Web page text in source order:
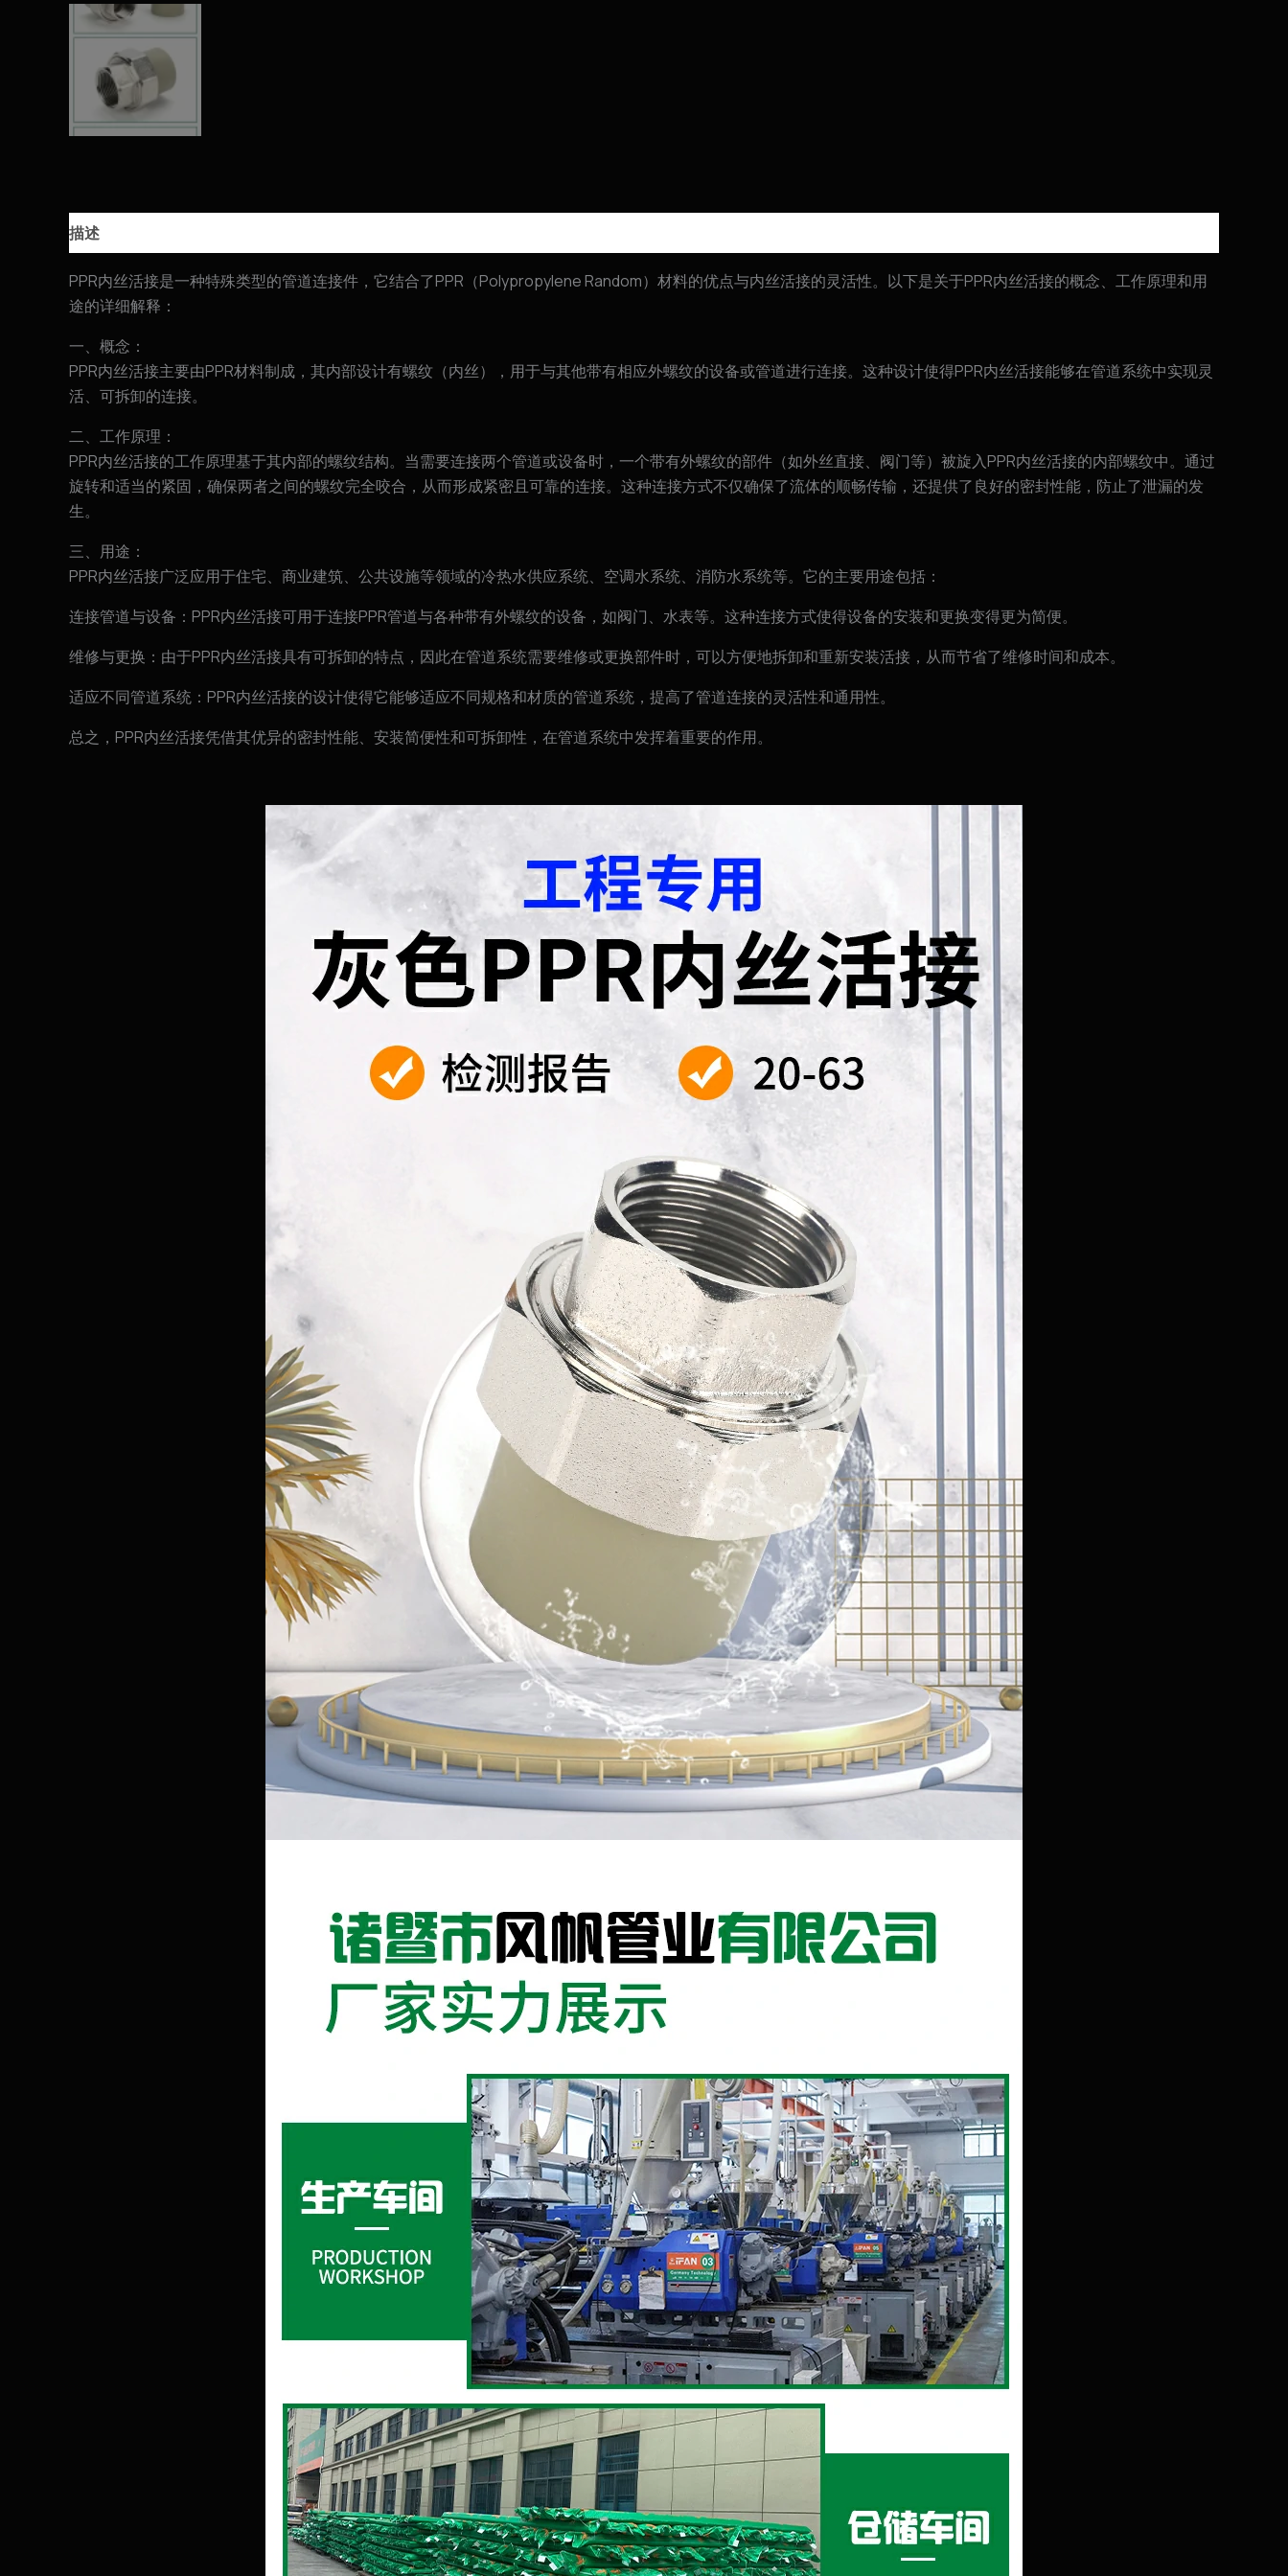
描述
PPR内丝活接是一种特殊类型的管道连接件，它结合了PPR（Polypropylene Random）材料的优点与内丝活接的灵活性。以下是关于PPR内丝活接的概念、工作原理和用
途的详细解释：
一、概念：
PPR内丝活接主要由PPR材料制成，其内部设计有螺纹（内丝），用于与其他带有相应外螺纹的设备或管道进行连接。这种设计使得PPR内丝活接能够在管道系统中实现灵
活、可拆卸的连接。
二、工作原理：
PPR内丝活接的工作原理基于其内部的螺纹结构。当需要连接两个管道或设备时，一个带有外螺纹的部件（如外丝直接、阀门等）被旋入PPR内丝活接的内部螺纹中。通过
旋转和适当的紧固，确保两者之间的螺纹完全咬合，从而形成紧密且可靠的连接。这种连接方式不仅确保了流体的顺畅传输，还提供了良好的密封性能，防止了泄漏的发
生。
三、用途：
PPR内丝活接广泛应用于住宅、商业建筑、公共设施等领域的冷热水供应系统、空调水系统、消防水系统等。它的主要用途包括：
连接管道与设备：PPR内丝活接可用于连接PPR管道与各种带有外螺纹的设备，如阀门、水表等。这种连接方式使得设备的安装和更换变得更为简便。
维修与更换：由于PPR内丝活接具有可拆卸的特点，因此在管道系统需要维修或更换部件时，可以方便地拆卸和重新安装活接，从而节省了维修时间和成本。
适应不同管道系统：PPR内丝活接的设计使得它能够适应不同规格和材质的管道系统，提高了管道连接的灵活性和通用性。
总之，PPR内丝活接凭借其优异的密封性能、安装简便性和可拆卸性，在管道系统中发挥着重要的作用。